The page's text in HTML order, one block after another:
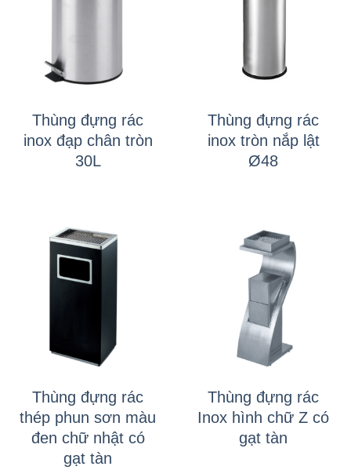
Thùng đựng rác
inox đạp chân tròn
30L
Thùng đựng rác
inox tròn nắp lật
Ø48
Thùng đựng rác
thép phun sơn màu
đen chữ nhật có
gạt tàn
Thùng đựng rác
Inox hình chữ Z có
gạt tàn